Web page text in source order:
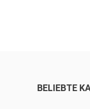
BELIEBTE